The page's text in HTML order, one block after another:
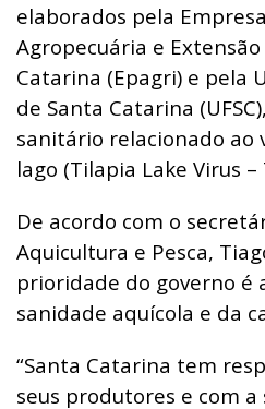
elaborados pela
Agropecuária e
Catarina (Epagri) e pela
de Santa Catarina
sanitário relacionado ao
lago (Tilapia Lake Virus –
De acordo com o
Aquicultura e Pesca,
prioridade do governo é
sanidade aquícola e da
“Santa Catarina tem
seus produtores e com